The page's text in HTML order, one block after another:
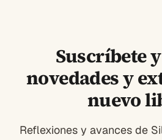
Suscríbete
novedades y
nuevo
Reflexiones y avances de